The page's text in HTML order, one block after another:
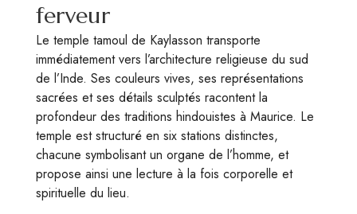
ferveur
Le temple tamoul de Kaylasson transporte
immédiatement vers l’architecture religieuse du sud
de l’Inde. Ses couleurs vives, ses représentations
sacrées et ses détails sculptés racontent la
profondeur des traditions hindouistes à Maurice. Le
temple est structuré en six stations distinctes,
chacune symbolisant un organe de l’homme, et
propose ainsi une lecture à la fois corporelle et
spirituelle du lieu.